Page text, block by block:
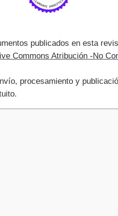
publicados en esta
Commons Atribución -No
procesamiento y